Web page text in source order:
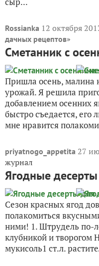
Rossianka 12 октября
дачных рецептов»
Сметанник с
Пришла осень, малина
урожай. Я решила
добавлением осенних
быстро съедается, его
мне нравится
priyatnogo_appetita 27
журнал
Ягодные
Сезон красных ягод
полакомиться
ними! 1. Штрудель по-
клубникой и творогом
мукисоль1 ст.л.